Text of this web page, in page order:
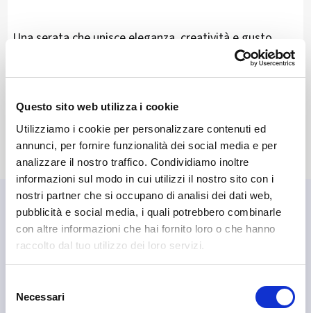
Questo sito web utilizza i cookie
Utilizziamo i cookie per personalizzare contenuti ed
annunci, per fornire funzionalità dei social media e per
analizzare il nostro traffico. Condividiamo inoltre
informazioni sul modo in cui utilizzi il nostro sito con i
nostri partner che si occupano di analisi dei dati web,
pubblicità e social media, i quali potrebbero combinarle
con altre informazioni che hai fornito loro o che hanno
raccolto dal tuo utilizzo dei loro servizi.
delNecessari
Una serata che unisce eleganza, creatività e gusto,
perfetta per chi ama l’autunno nel piatto e nel calice 🍷
il menù e riserva il tuo posto in pochi click.
🤝 Attività che abbiamo
scelto
Se sei in zona, qui trovi alcune attività che puoi scoprire.